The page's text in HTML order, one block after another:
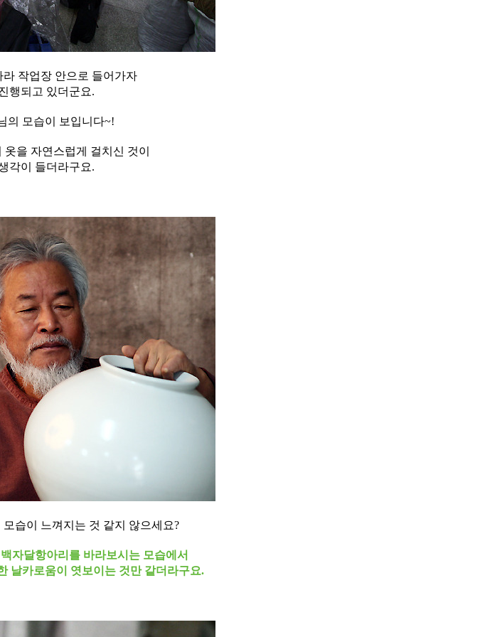
작업장 안으로 들어가자
행되고 있더군요.
의 모습이 보입니다~!
을 자연스럽게 걸치신 것이
각이 들더라구요.
습이 느껴지는 것 같지 않으세요?
자달항아리를 바라보시는 모습에서
날카로움이 엿보이는 것만 같더라구요.